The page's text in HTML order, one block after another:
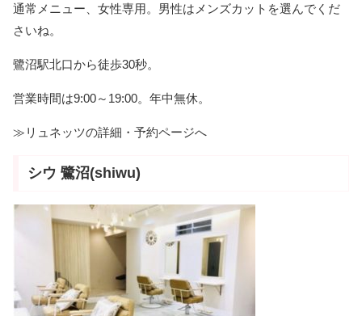
通常メニュー、女性専用。男性はメンズカットを選んでくだ
さいね。
鷺沼駅北口から徒歩30秒。
営業時間は9:00～19:00。年中無休。
≫リュネッツの詳細・予約ページへ
シウ 鷺沼(shiwu)